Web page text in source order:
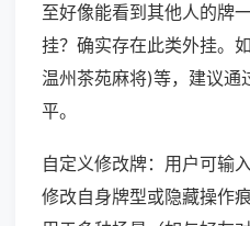
至好像能看到其他人的牌
挂？确实存在此类外挂。
温州茶苑麻将)等，建议通
平。
自定义修改牌：用户可输
修改自身牌型或隐藏操作